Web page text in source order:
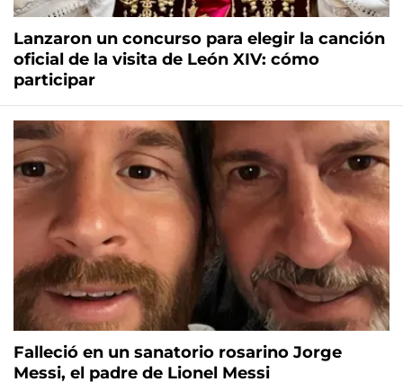
Lanzaron un concurso para elegir la canción
oficial de la visita de León XIV: cómo
participar
Falleció en un sanatorio rosarino Jorge
Messi, el padre de Lionel Messi